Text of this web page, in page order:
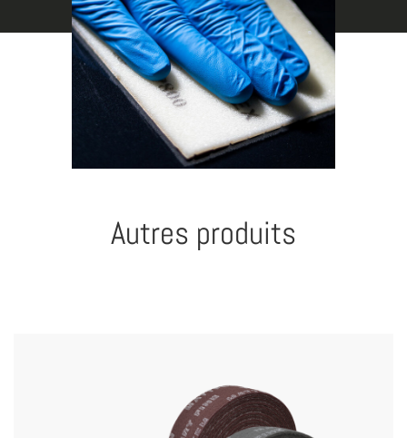
Autres produits